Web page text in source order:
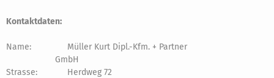
Kontaktdaten:
Name:
Müller Kurt Dipl.-Kfm. + Partner
GmbH
Strasse:
Herdweg 72